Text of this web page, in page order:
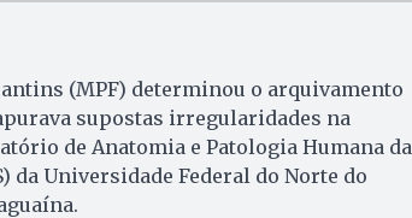
(MPF) determinou o arquivamento
supostas irregularidades na
de Anatomia e Patologia Humana da
da Universidade Federal do Norte do